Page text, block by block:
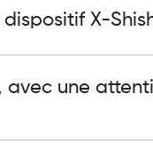
X-
avec une